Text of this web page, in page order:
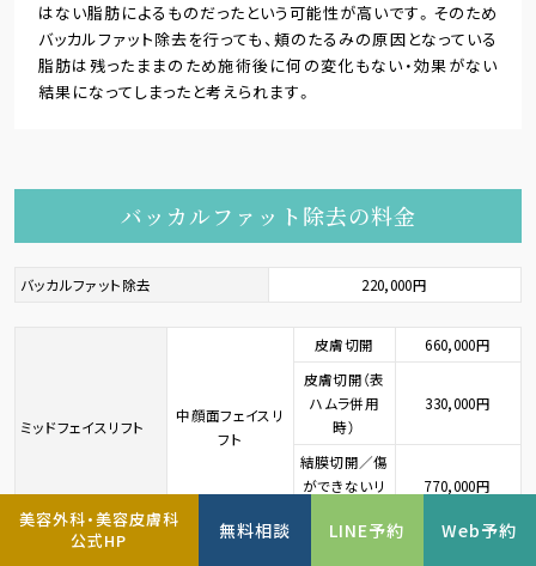
はない脂肪によるものだったという可能性が高いです。そのため
バッカルファット除去を行っても、頬のたるみの原因となっている
脂肪は残ったままのため施術後に何の変化もない・効果がない
結果になってしまったと考えられます。
バッカルファット除去の料金
バッカルファット除去 220,000円
ミッドフェイスリフト
中顔面フェイスリ
フト
皮膚切開
660,000円
皮膚切開（表
ハムラ併用
時）
330,000円
結膜切開／傷
ができないリ
770,000円
通常価格 440,000円
美容外科・美容皮膚科
公式HP
無料相談 LINE予約 Web予約